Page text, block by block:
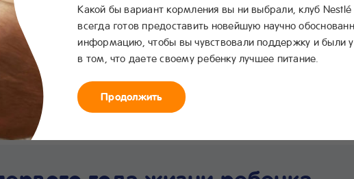
Что нового
Интернет-
магазин
Линия заботы
Какой бы вариант кормления вы ни выбрали, клуб
всегда готов предоставить новейшую научно
информацию, чтобы вы чувствовали поддержку и были
в том, что даете своему ребенку лучшее питание.
Продолжить